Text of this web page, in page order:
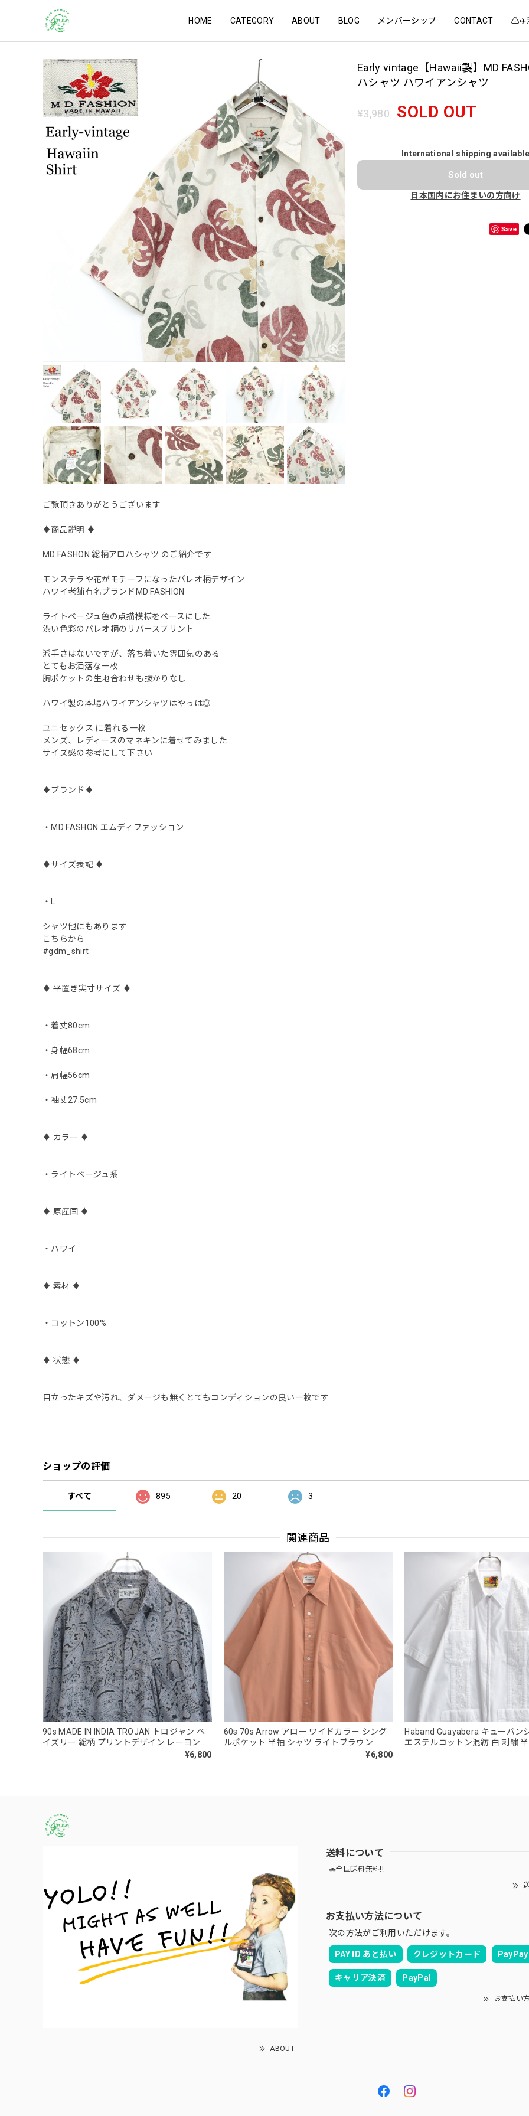
HOME CATEGORY ABOUT BLOG メンバーシップ CONTACT ⚠️✈️
Early vintage【Hawaii製】MD
ハシャツ ハワイアンシャツ
¥3,980 SOLD OUT
International shipping
Sold out
日本国内にお住まいの方向け
Save
ご覧頂きありがとうございます
♦︎商品説明 ♦︎
MD FASHON 総柄アロハシャツ のご紹介です
モンステラや花がモチーフになったパレオ柄デザイン
ハワイ老舗有名ブランドMD FASHION
ライトベージュ色の点描模様をベースにした
渋い色彩のパレオ柄のリバースプリント
派手さはないですが、落ち着いた雰囲気のある
とてもお洒落な一枚
胸ポケットの生地合わせも抜かりなし
ハワイ製の本場ハワイアンシャツはやっは◎
ユニセックス に着れる一枚
メンズ、レディースのマネキンに着せてみました
サイズ感の参考にして下さい
♦︎ブランド♦︎
・MD FASHON エムディファッション
♦︎サイズ表記 ♦︎
・L
シャツ他にもあります
こちらから
#gdm_shirt
♦︎ 平置き実寸サイズ ♦︎
・着丈80cm
・身幅68cm
・肩幅56cm
・袖丈27.5cm
♦︎ カラー ♦︎
・ライトベージュ系
♦︎ 原産国 ♦︎
・ハワイ
♦︎ 素材 ♦︎
・コットン100%
♦︎ 状態 ♦︎
目立ったキズや汚れ、ダメージも無くとてもコンディションの良い一枚です
ショップの評価
すべて 895 20 3
関連商品
90s MADE IN INDIA TROJAN トロジャン ペ
イズリー 総柄 プリントデザイン レーヨンシ
ャツ 長袖 ブラック グレー ヴィンテージ ビ
¥6,800
60s 70s Arrow アロー ワイドカラー シング
ルポケット 半袖 シャツ ライトブラウン
USED ヴィンテージ ビンテージ 古着 メンズ
¥6,800
Haband Guayabera キューバン
エステルコットン混紡 白 刺繍
ABOUT
送料について
🚗全国送料無料!!
お支払い方法について
次の方法がご利用いただけます。
PAY ID あと払い クレジットカード PayPay
キャリア決済 PayPal
お支払い